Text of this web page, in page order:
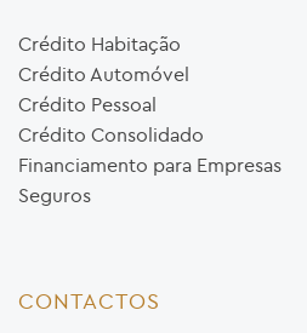
Crédito Habitação
Crédito Automóvel
Crédito Pessoal
Crédito Consolidado
Financiamento para Empresas
Seguros
CONTACTOS